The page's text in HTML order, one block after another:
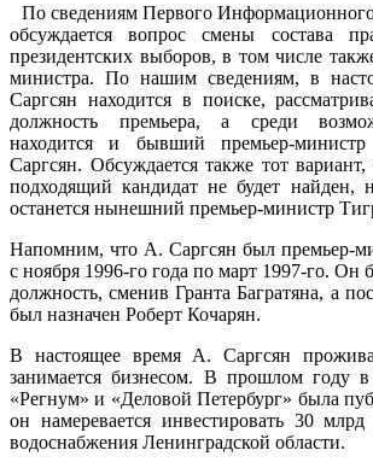
По сведениям Первого
обсуждается вопрос смены состава
президентских выборов, в том числе
министра. По нашим сведениям, в
Саргсян находится в поиске,
должность премьера, а среди
находится и бывший премьер-
Саргсян. Обсуждается также тот
подходящий кандидат не будет найден,
останется нынешний премьер-министр
Напомним, что А. Саргсян был премьер-
с ноября 1996-го года по март 1997-го. Он
должность, сменив Гранта Багратяна, а
был назначен Роберт Кочарян.
В настоящее время А. Саргсян
занимается бизнесом. В прошлом году
«Регнум» и «Деловой Петербург» была
он намеревается инвестировать 30
водоснабжения Ленинградской области.